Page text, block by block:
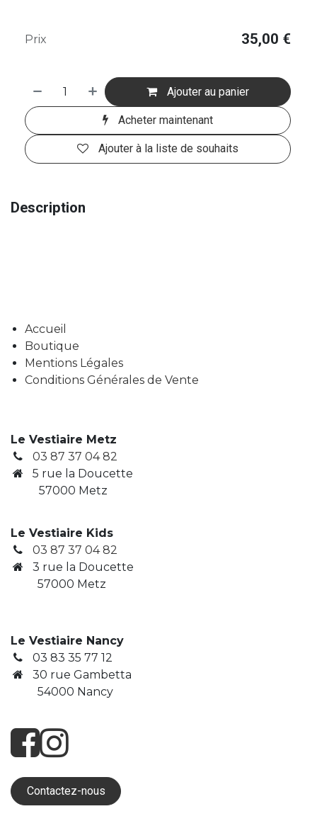
Ajouter au panier
Acheter maintenant
Ajouter à la liste de souhaits
Prix 35,00 €
Description
Accueil
Boutique
Mentions Légales
Conditions Générales de Vente
Le Vestiaire Metz
03 87 37 04 82
5 rue la Doucette
57000 Metz
Le Vestiaire Kids
03 87 37 04 82
3 rue la Doucette
​ 57000 Metz
Le Vestiaire Nancy
03 83 35 77 12
30 rue Gambetta
​ 54000 Nancy
Contactez-nous